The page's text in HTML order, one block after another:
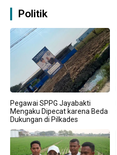
Politik
Pegawai SPPG Jayabakti
Mengaku Dipecat karena Beda
Dukungan di Pilkades